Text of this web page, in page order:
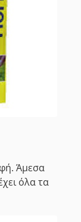
Άμεσα
όλα τα